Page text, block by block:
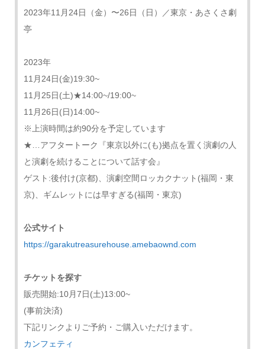
2023年11月24日（金）〜26日（日）／東京・あさくさ劇
亭
2023年
11月24日(金)19:30~
11月25日(土)★14:00~/19:00~
11月26日(日)14:00~
※上演時間は約90分を予定しています
★…アフタートーク『東京以外に(も)拠点を置く演劇の人
と演劇を続けることについて話す会』
ゲスト:後付け(京都)、演劇空間ロッカクナット(福岡・東
京)、ギムレットには早すぎる(福岡・東京)
公式サイト
https://garakutreasurehouse.amebaownd.com
チケットを探す
販売開始:10月7日(土)13:00~
(事前決済)
下記リンクよりご予約・ご購入いただけます。
カンフェティ